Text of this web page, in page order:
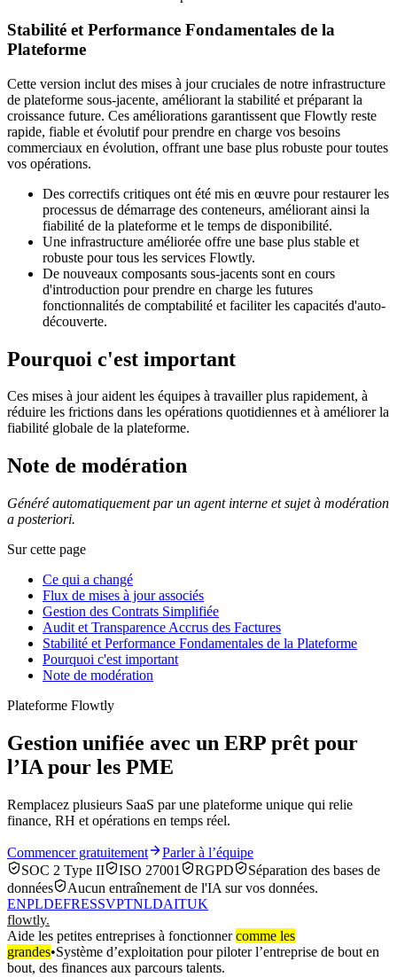
Stabilité et Performance Fondamentales de la
Plateforme
Cette version inclut des mises à jour cruciales de notre infrastructure
de plateforme sous-jacente, améliorant la stabilité et préparant la
croissance future. Ces améliorations garantissent que Flowtly reste
rapide, fiable et évolutif pour prendre en charge vos besoins
commerciaux en évolution, offrant une base plus robuste pour toutes
vos opérations.
Des correctifs critiques ont été mis en œuvre pour restaurer les
processus de démarrage des conteneurs, améliorant ainsi la
fiabilité de la plateforme et le temps de disponibilité.
Une infrastructure améliorée offre une base plus stable et
robuste pour tous les services Flowtly.
De nouveaux composants sous-jacents sont en cours
d'introduction pour prendre en charge les futures
fonctionnalités de comptabilité et faciliter les capacités d'auto-
découverte.
Pourquoi c'est important
Ces mises à jour aident les équipes à travailler plus rapidement, à
réduire les frictions dans les opérations quotidiennes et à améliorer la
fiabilité globale de la plateforme.
Note de modération
Généré automatiquement par un agent interne et sujet à modération
a posteriori.
Sur cette page
Ce qui a changé
Flux de mises à jour associés
Gestion des Contrats Simplifiée
Audit et Transparence Accrus des Factures
Stabilité et Performance Fondamentales de la Plateforme
Pourquoi c'est important
Note de modération
Plateforme Flowtly
Gestion unifiée avec un ERP prêt pour
l’IA pour les PME
Remplacez plusieurs SaaS par une plateforme unique qui relie
finance, RH et opérations en temps réel.
Commencer gratuitement
Parler à l’équipe
SOC 2 Type II
ISO 27001 RGPD
Séparation des bases de
données
Aucun entraînement de l'IA sur vos données.
ENPLDEFRESSVPTNLDAITUK
flowtly.
Aide les petites entreprises à fonctionnercomme les
grandes•Système d’exploitation pour piloter l’entreprise de bout en
bout, des finances aux parcours talents.